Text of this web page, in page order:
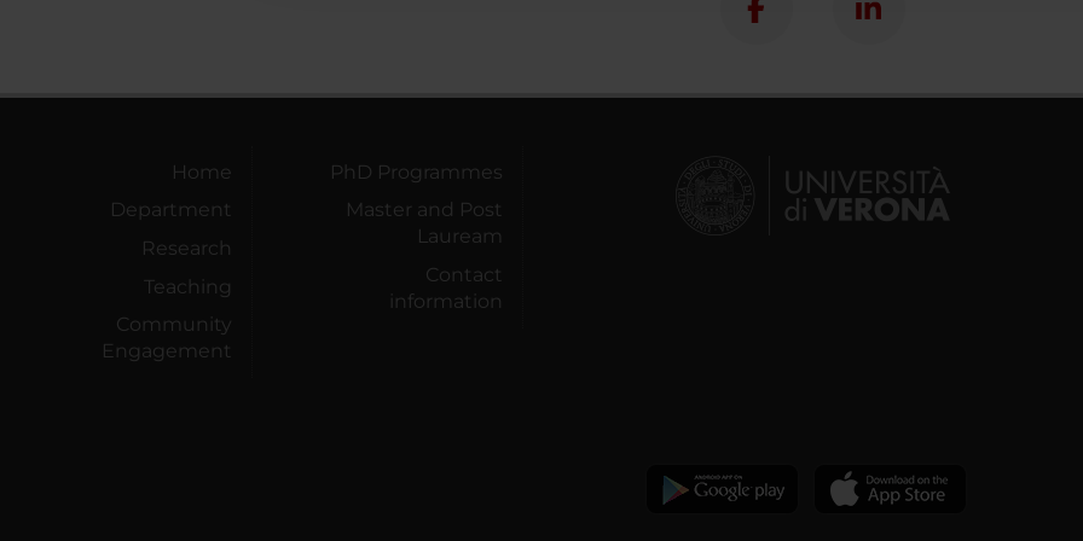
Home
Department
Research
Teaching
Community
Engagement
PhD Programmes
Master and Post
Lauream
Contact
information